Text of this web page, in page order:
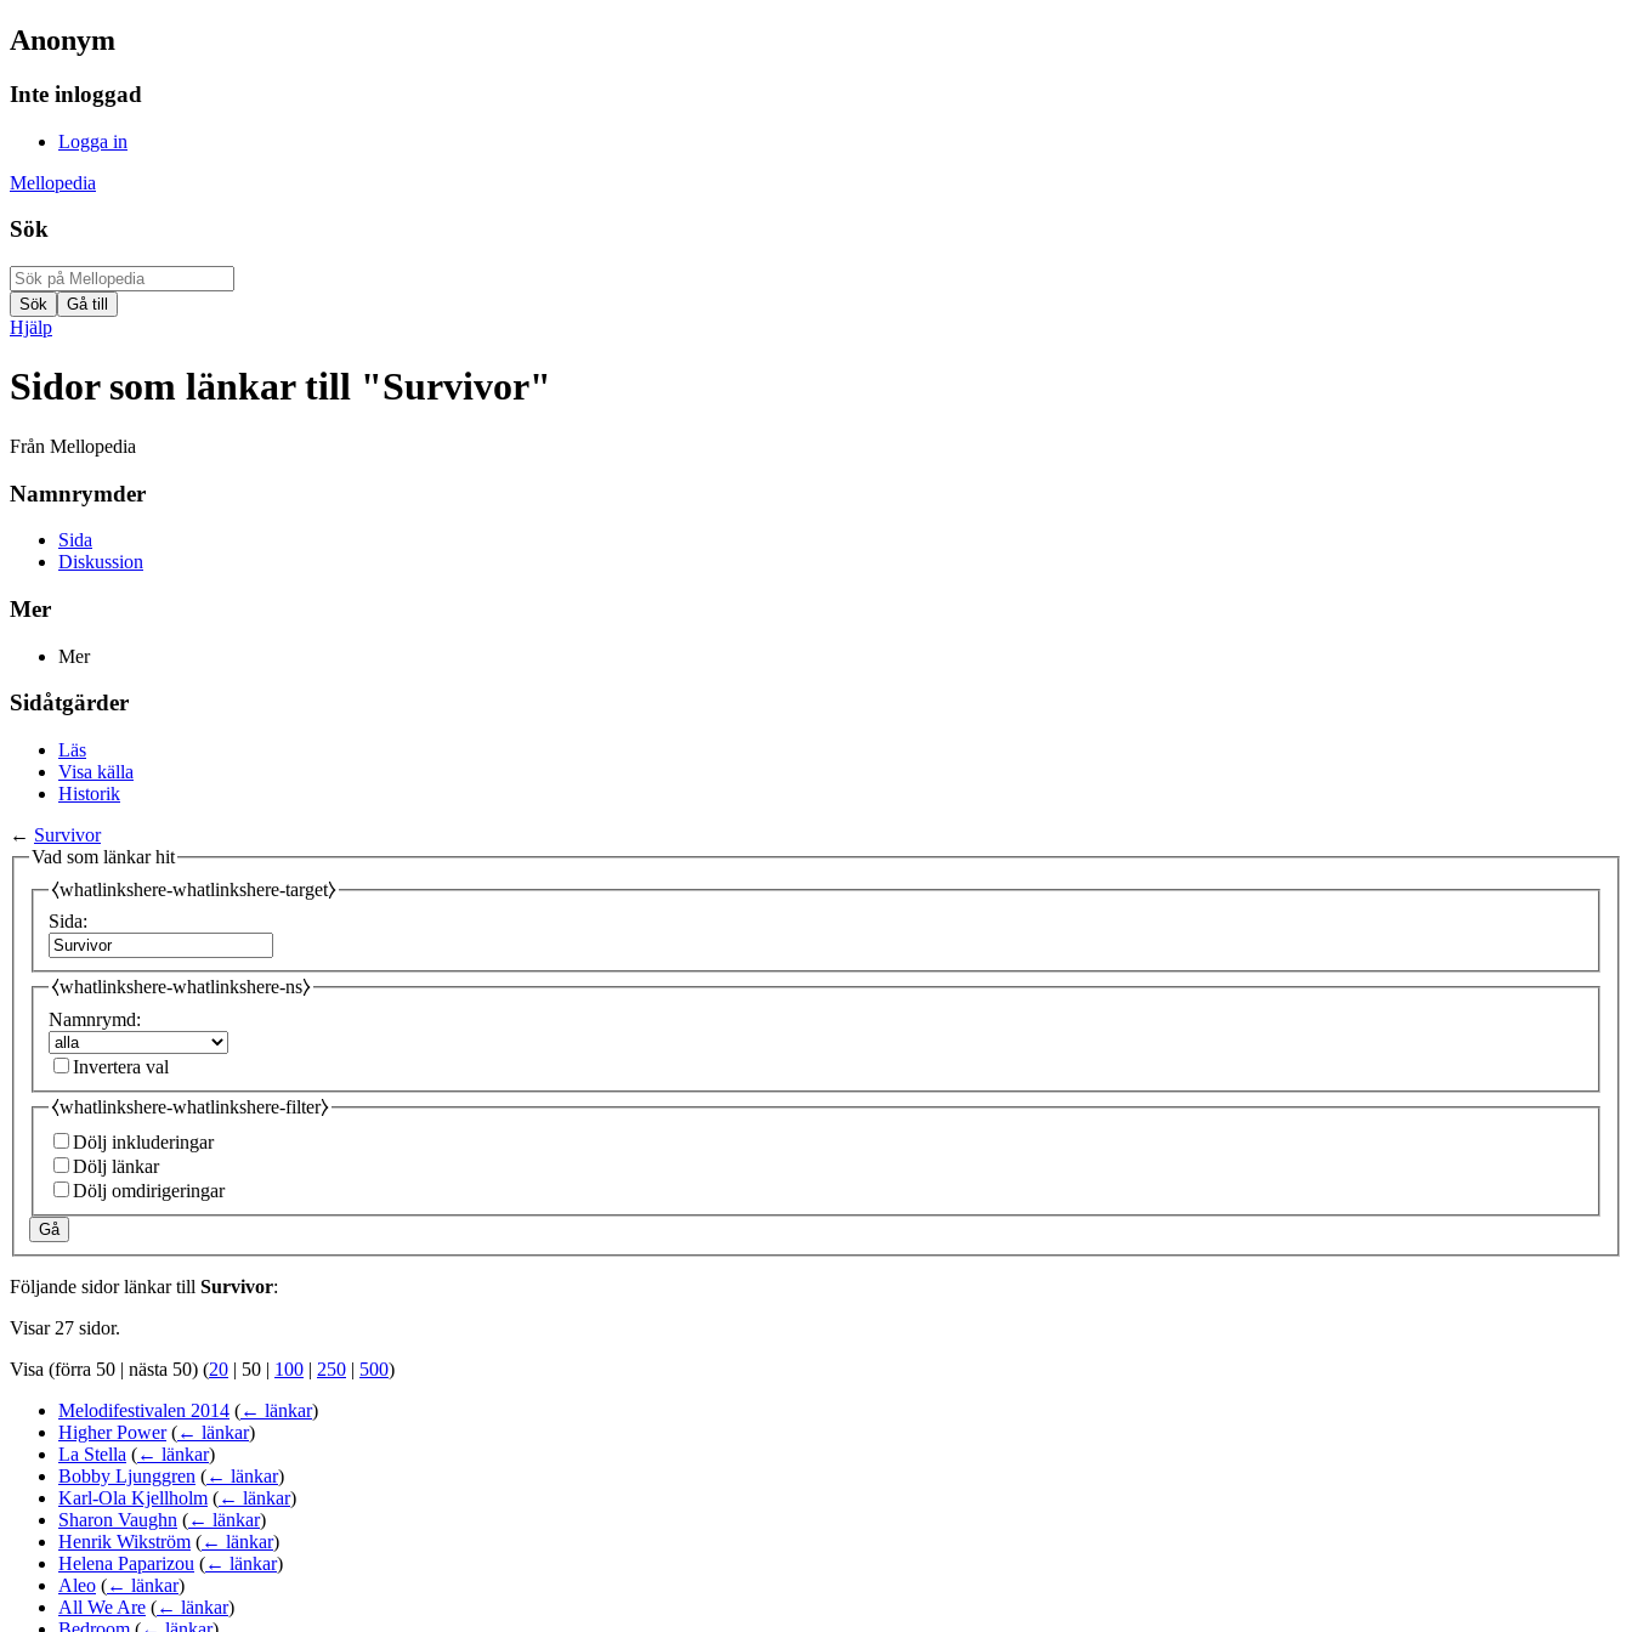
Anonym
Inte inloggad
Logga in
Mellopedia
Sök
Hjälp
Sidor som länkar till "Survivor"
Från Mellopedia
Namnrymder
Sida
Diskussion
Mer
Mer
Sidåtgärder
Läs
Visa källa
Historik
← Survivor
Vad som länkar hit
⧼whatlinkshere-whatlinkshere-target⧽
Sida:
⧼whatlinkshere-whatlinkshere-ns⧽
Namnrymd:
Invertera val
⧼whatlinkshere-whatlinkshere-filter⧽
Dölj inkluderingar
Dölj länkar
Dölj omdirigeringar
Gå
Följande sidor länkar till Survivor:
Visar 27 sidor.
Visa (förra 50 | nästa 50) (20 | 50 | 100 | 250 | 500)
Melodifestivalen 2014 (← länkar)
Higher Power (← länkar)
La Stella (← länkar)
Bobby Ljunggren (← länkar)
Karl-Ola Kjellholm (← länkar)
Sharon Vaughn (← länkar)
Henrik Wikström (← länkar)
Helena Paparizou (← länkar)
Aleo (← länkar)
All We Are (← länkar)